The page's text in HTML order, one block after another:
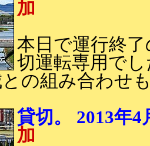
加
本日で運行終
切運転専用で
の組み合わせ
貸切。 2013
加